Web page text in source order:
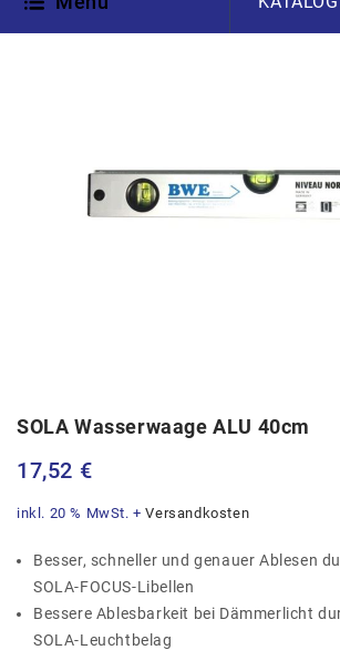
SOLA Wasserwaage ALU 40cm
17,52 €
inkl. 20 % MwSt. +Versandkosten
Besser, schneller und genauer Ablesen
SOLA-FOCUS-Libellen
Bessere Ablesbarkeit bei Dämmerlicht
SOLA-Leuchtbelag